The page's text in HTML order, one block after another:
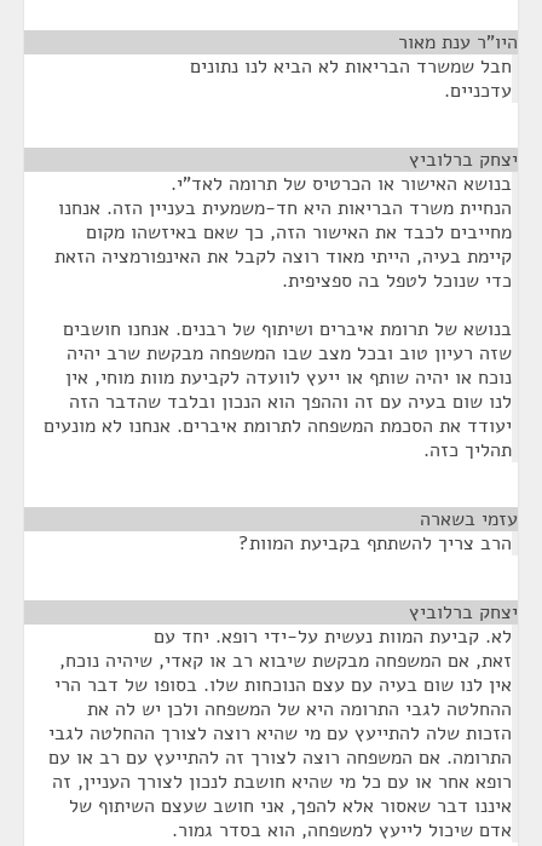
היו"ר ענת מאור
חבל שמשרד הבריאות לא הביא לנו נתונים
עדכניים.
יצחק ברלוביץ
בנושא האישור או הכרטיס של תרומה לאד"י.
הנחיית משרד הבריאות היא חד-משמעית בעניין הזה. אנחנו
מחייבים לכבד את האישור הזה, כך שאם באיזשהו מקום
קיימת בעיה, הייתי מאוד רוצה לקבל את האינפורמציה הזאת
כדי שנוכל לטפל בה ספציפית.
בנושא של תרומת איברים ושיתוף של רבנים. אנחנו חושבים
שזה רעיון טוב ובכל מצב שבו המשפחה מבקשת שרב יהיה
נוכח או יהיה שותף או ייעץ לוועדה לקביעת מוות מוחי, אין
לנו שום בעיה עם זה וההפך הוא הנכון ובלבד שהדבר הזה
יעודד את הסכמת המשפחה לתרומת איברים. אנחנו לא מונעים
תהליך כזה.
עזמי בשארה
הרב צריך להשתתף בקביעת המוות?
יצחק ברלוביץ
לא. קביעת המוות נעשית על-ידי רופא. יחד עם
זאת, אם המשפחה מבקשת שיבוא רב או קאדי, שיהיה נוכח,
אין לנו שום בעיה עם עצם הנוכחות שלו. בסופו של דבר הרי
ההחלטה לגבי התרומה היא של המשפחה ולכן יש לה את
הזכות שלה להתייעץ עם מי שהיא רוצה לצורך ההחלטה לגבי
התרומה. אם המשפחה רוצה לצורך זה להתייעץ עם רב או עם
רופא אחר או עם כל מי שהיא חושבת לנכון לצורך העניין, זה
איננו דבר שאסור אלא להפך, אני חושב שעצם השיתוף של
אדם שיכול לייעץ למשפחה, הוא בסדר גמור.